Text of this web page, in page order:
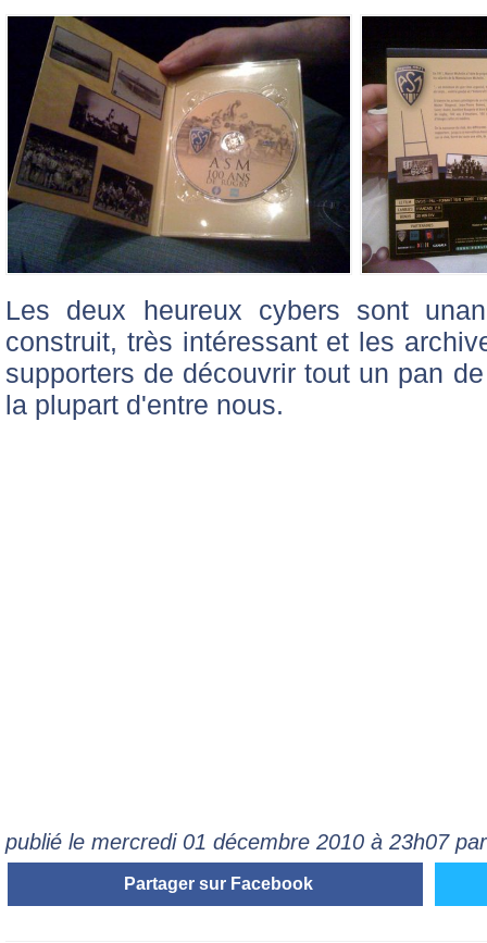
Les deux heureux cybers sont
construit, très intéressant et les
supporters de découvrir tout un pan
la plupart d'entre nous.
publié le mercredi 01 décembre 2010 à 23h07
Partager sur Facebook